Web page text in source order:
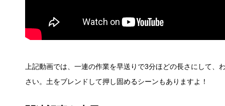
上記動画では、一連の作業を早送りで3分ほどの長さにして
さい。土をブレンドして押し固めるシーンもありますよ！